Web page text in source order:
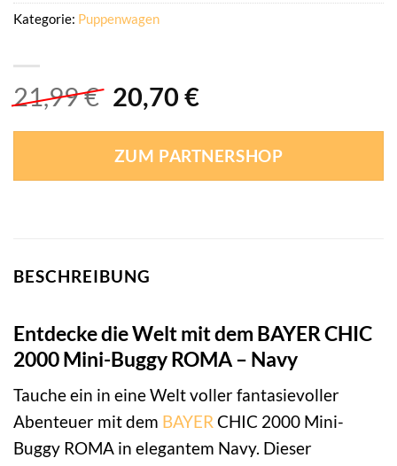
21,99€ Ursprünglicher
war:
21,99 €
20,70 €Aktueller
ist:
20,70 €.
ZUM PARTNERSHOP
Kategorie: Puppenwagen
BESCHREIBUNG
Entdecke die Welt mit dem BAYER CHIC
2000 Mini-Buggy ROMA – Navy
Tauche ein in eine Welt voller fantasievoller
Abenteuer mit dem BAYER CHIC 2000 Mini-
Buggy ROMA in elegantem Navy. Dieser